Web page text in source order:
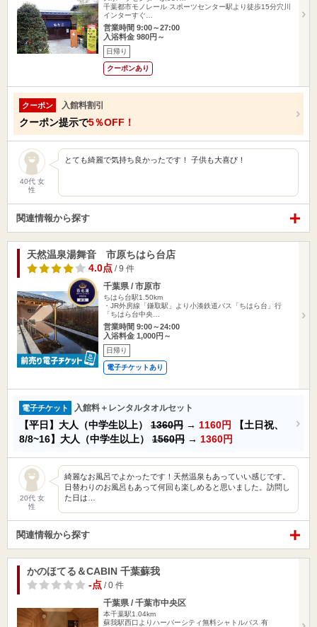
千葉都市モノレール スポーツセンター駅より徒歩15分穴川
インターすぐ…
営業時間 9:00～27:00
入浴料金 980円～
日帰り
クーポンあり
クーポン 入館料割引
クーポン提示で5％OFF！
40代 女
性
とても綺麗で気持ち良かったです！ 子供も大喜び！
関連情報から探す
天然温泉湯舞音 市原ちはら台店
4.0点 / 9 件
千葉県 / 市原市
ちはら台駅1.50km
・JR外房線「鎌取駅」より小湊鉄道バス「ちはら台」行
「ちはら台中央…
営業時間 9:00～24:00
入浴料金 1,000円～
日帰り
電子チケットあり
電子チケット 入館料＋レンタルタオルセット
【平日】大人（中学生以上） 1360円 → 1160円
【土日祝、
8/8~16】大人（中学生以上） 1560円 → 1360円
20代 女
性
綺麗なお風呂でよかったです！天然温泉もあっていい感じです。
日替わりのお風呂もあって何回も楽しめると思いました。訪問し
た日は…
関連情報から探す
かのほてる＆CABIN 千葉蘇我
-点 / 0 件
千葉県 / 千葉市中央区
本千葉駅1.04km
蘇我駅西口よりハーバーシティ無料シャトルバス 有